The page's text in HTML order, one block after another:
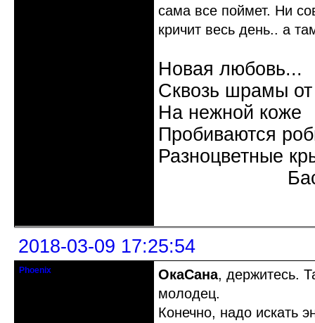
сама все поймет. Ни
кричит весь день.. а
Новая любовь...
Сквозь шрамы
На нежной коже
Пробиваются
Разноцветные
2018-03-09 17:25:54
Phoenix ОкаСана, держитесь.
молодец.
Конечно, надо искать